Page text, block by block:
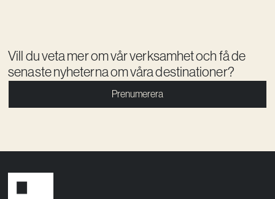
Vill du veta mer om vår verksamhet och få de
senaste nyheterna om våra destinationer?
Prenumerera